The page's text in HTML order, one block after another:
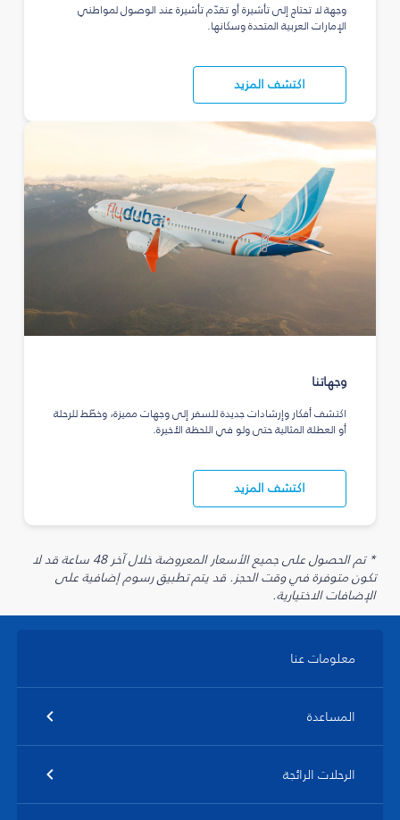
وجهة لا تحتاج إلى تأشيرة أو تقدّم تأشيرة عند الوصول لمواطني
الإمارات العربية المتحدة وسكانها.
اكتشف المزيد
وجهاتنا
اكتشف أفكار وإرشادات جديدة للسفر إلى وجهات مميزة، وخطّط للرحلة
أو العطلة المثالية حتى ولو في اللحظة الأخيرة.
اكتشف المزيد
* تم الحصول على جميع الأسعار المعروضة خلال آخر 48 ساعة قد لا
تكون متوفرة في وقت الحجز. قد يتم تطبيق رسوم إضافية على
الإضافات الاختيارية.
معلومات عنا
المساعدة
الرحلات الرائجة